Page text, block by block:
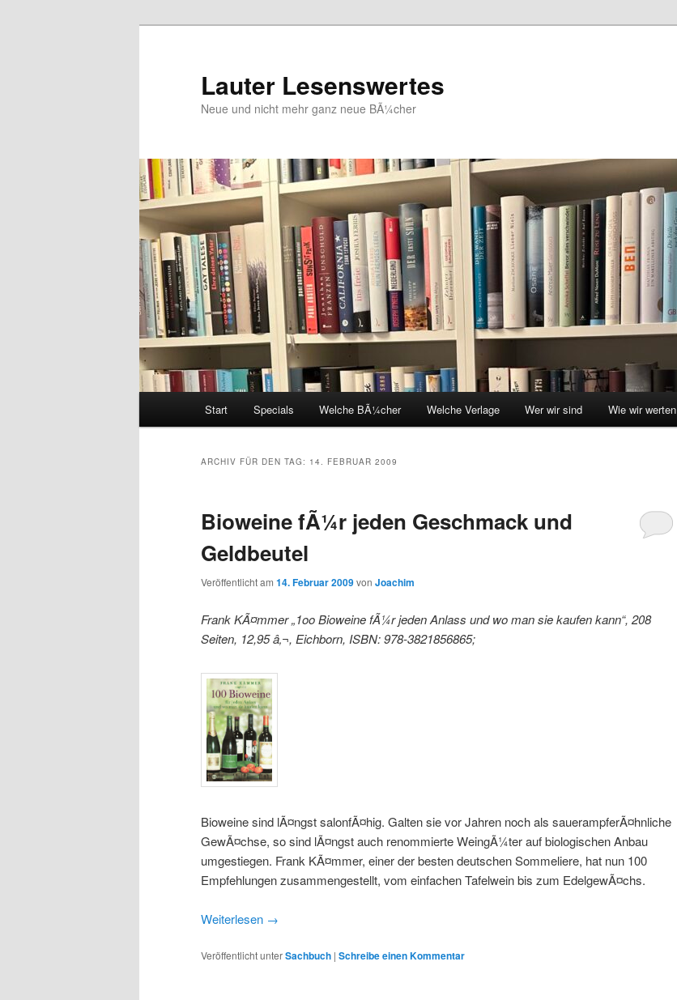
Lauter Lesenswertes
Neue und nicht mehr ganz neue BÃ¼cher
Start Specials Welche BÃ¼cher Welche Verlage Wer wir sind Wie wir werten
ARCHIV FÜR DEN TAG: 14. FEBRUAR 2009
Bioweine fÃ¼r jeden Geschmack und
Geldbeutel
Veröffentlicht am 14. Februar 2009von Joachim
Frank KÃ¤mmer „1oo Bioweine fÃ¼r jeden Anlass und wo man sie kaufen kann“, 208
Seiten, 12,95 â‚¬, Eichborn, ISBN: 978-3821856865;
Bioweine sind lÃ¤ngst salonfÃ¤hig. Galten sie vor Jahren noch als sauerampferÃ¤hnliche
GewÃ¤chse, so sind lÃ¤ngst auch renommierte WeingÃ¼ter auf biologischen Anbau
umgestiegen. Frank KÃ¤mmer, einer der besten deutschen Sommeliere, hat nun 100
Empfehlungen zusammengestellt, vom einfachen Tafelwein bis zum EdelgewÃ¤chs.
Weiterlesen →
Veröffentlicht unterSachbuch | Schreibe einen Kommentar